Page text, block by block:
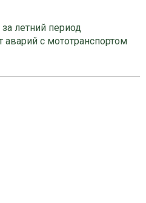
летний период
аварий с мототранспортом